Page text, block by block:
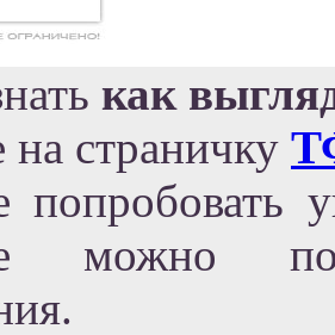
как
на страничку
попробовать
можно